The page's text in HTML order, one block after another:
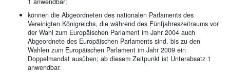
können die Abgeordneten des nationalen Parlaments des
Vereinigten Königreichs, die während des Fünfjahreszeitraums vor
der Wahl zum Europäischen Parlament im Jahr 2004 auch
Abgeordnete des Europäischen Parlaments sind, bis zu den
Wahlen zum Europäischen Parlament im Jahr 2009 ein
Doppelmandat ausüben; ab diesem Zeitpunkt ist Unterabsatz 1
anwendbar.